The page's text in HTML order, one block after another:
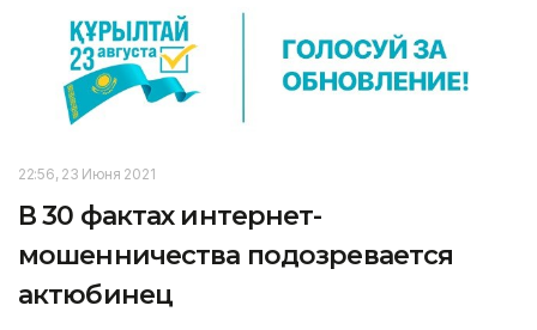
22:56, 23 Июня 2021
В 30 фактах интернет-
мошенничества подозревается
актюбинец